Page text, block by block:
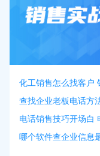
化工销售怎么找客户
查找企业老板电话方
电话销售技巧开场白
哪个软件查企业信息